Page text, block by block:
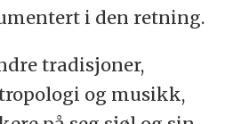
i den retning.
tradisjoner,
og musikk,